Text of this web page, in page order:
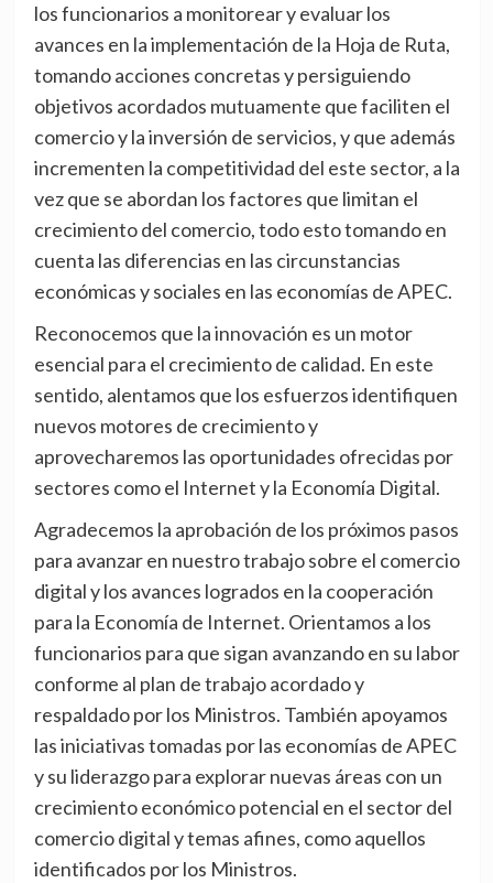
los funcionarios a monitorear y evaluar los
avances en la implementación de la Hoja de Ruta,
tomando acciones concretas y persiguiendo
objetivos acordados mutuamente que faciliten el
comercio y la inversión de servicios, y que además
incrementen la competitividad del este sector, a la
vez que se abordan los factores que limitan el
crecimiento del comercio, todo esto tomando en
cuenta las diferencias en las circunstancias
económicas y sociales en las economías de APEC.
Reconocemos que la innovación es un motor
esencial para el crecimiento de calidad. En este
sentido, alentamos que los esfuerzos identifiquen
nuevos motores de crecimiento y
aprovecharemos las oportunidades ofrecidas por
sectores como el Internet y la Economía Digital.
Agradecemos la aprobación de los próximos pasos
para avanzar en nuestro trabajo sobre el comercio
digital y los avances logrados en la cooperación
para la Economía de Internet. Orientamos a los
funcionarios para que sigan avanzando en su labor
conforme al plan de trabajo acordado y
respaldado por los Ministros. También apoyamos
las iniciativas tomadas por las economías de APEC
y su liderazgo para explorar nuevas áreas con un
crecimiento económico potencial en el sector del
comercio digital y temas afines, como aquellos
identificados por los Ministros.